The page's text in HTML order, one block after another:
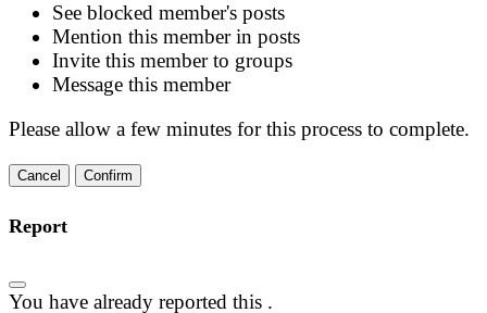
See blocked member's posts
Mention this member in posts
Invite this member to groups
Message this member
Please allow a few minutes for this process to complete.
Confirm
Report
You have already reported this .